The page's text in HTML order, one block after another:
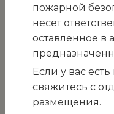
к участию в
предложений на
нужд ГМУ
г. Ялта,
пожарной
несет
оставленное в
Если у вас
свяжитесь с
размещения.